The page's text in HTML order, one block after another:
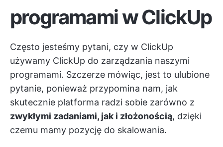
programami w ClickUp
Często jesteśmy pytani, czy w ClickUp
używamy ClickUp do zarządzania naszymi
programami. Szczerze mówiąc, jest to ulubione
pytanie, ponieważ przypomina nam, jak
skutecznie platforma radzi sobie zarówno z
zwykłymi zadaniami, jak i złożonością, dzięki
czemu mamy pozycję do skalowania.